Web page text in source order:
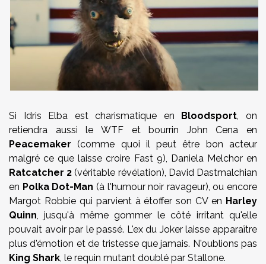
Si Idris Elba est charismatique en Bloodsport , on
retiendra aussi le WTF et bourrin John Cena en
Peacemaker (comme quoi il peut être bon acteur
malgré ce que laisse croire Fast 9), Daniela Melchor en
Ratcatcher 2 (véritable révélation), David Dastmalchian
en Polka Dot-Man (à l'humour noir ravageur), ou encore
Margot Robbie qui parvient à étoffer son CV en Harley
Quinn , jusqu'à même gommer le côté irritant qu'elle
pouvait avoir par le passé. L'ex du Joker laisse apparaître
plus d'émotion et de tristesse que jamais. N'oublions pas
King Shark , le requin mutant doublé par Stallone.